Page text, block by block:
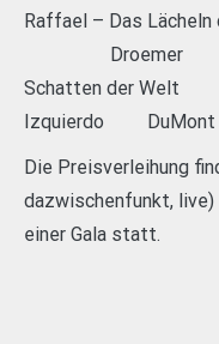
Raffael – Das
Droemer
Schatten
Izquierdo DuMont
Die Preisverleihung
dazwischenfunkt,
einer Gala statt.